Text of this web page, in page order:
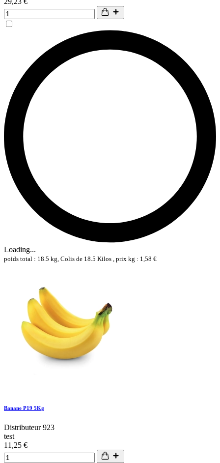
Loading...
poids total : 18.5 kg, Colis de 18.5 Kilos , prix kg : 1,58 €
Banane P19 5Kg
Distributeur 923
test
11,25 €